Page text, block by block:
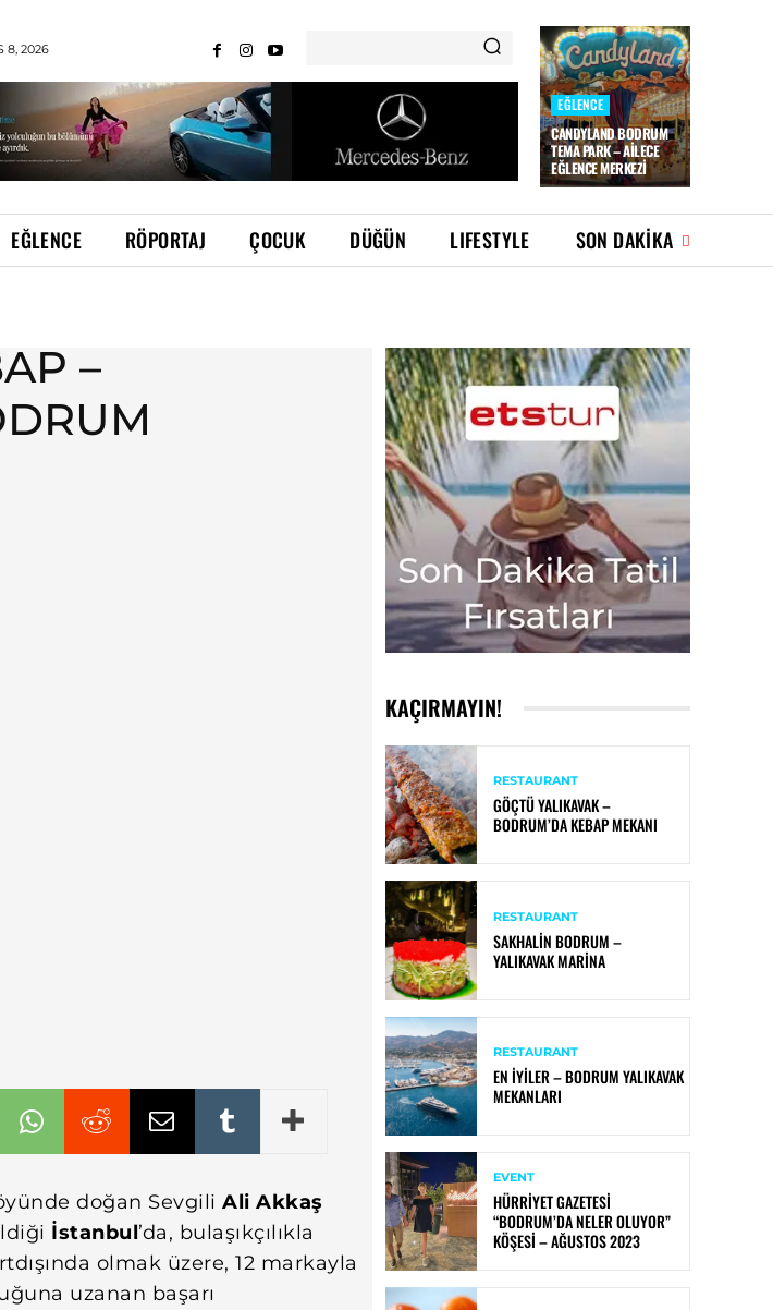
8, 2026
EĞLENCE
CANDYLAND BODRUM
TEMA PARK – AILECE
EĞLENCE MERKEZI
EĞLENCE RÖPORTAJ ÇOCUK DÜĞÜN LIFESTYLE SON DAKIKA
–
doğan SevgiliAli Akkaş
İstanbul’da, bulaşıkçılıkla
olmak üzere, 12 markayla
uzanan başarı
KAÇIRMAYIN!
RESTAURANT
GÖÇTÜ YALIKAVAK –
BODRUM’DA KEBAP MEKANI
RESTAURANT
SAKHALIN BODRUM –
YALIKAVAK MARINA
RESTAURANT
EN İYILER – BODRUM YALIKAVAK
MEKANLARI
EVENT
HÜRRIYET GAZETESI
“BODRUM’DA NELER OLUYOR”
KÖŞESI – AĞUSTOS 2023